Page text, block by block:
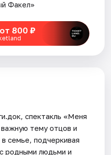
Факел»
800 ₽
спектакль «Меня
тему отцов и
семье, подчеркивая
родными людьми и